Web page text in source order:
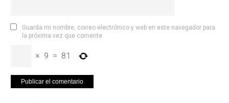
Guarda mi nombre, correo electrónico y web en este navegador para
la próxima vez que comente.
× 9 = 81